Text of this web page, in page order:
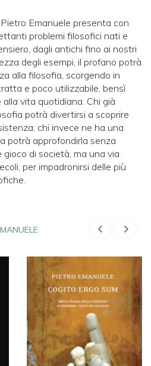
Emanuele presenta con
problemi filosofici nati e
dagli antichi fino ai nostri
degli esempi, il profano potrà
alla filosofia, scorgendo in
e poco utilizzabile, bensì
vita quotidiana. Chi già
potrà divertirsi a scoprire
chi invece ne ha una
potrà approfondirla senza
di società, ma una via
per impadronirsi delle più